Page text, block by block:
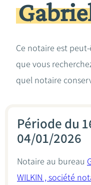
Héritage et donations
Le notaire
Ce notaire est
que vous
quel notaire
Période du
04/01/2026
Notaire au bureau
WILKIN , société